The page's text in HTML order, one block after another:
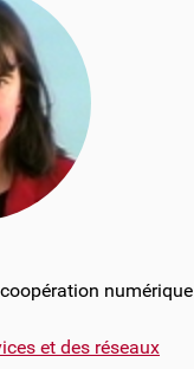
numérique
et des réseaux